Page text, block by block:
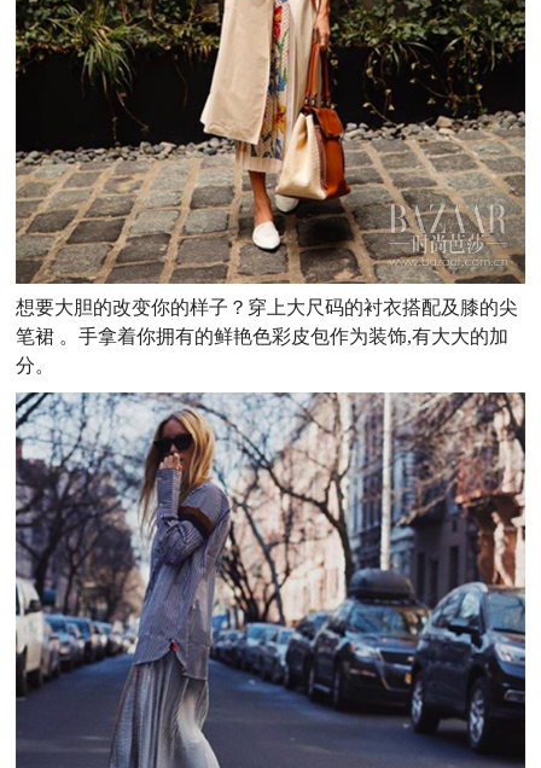
想要大胆的改变你的样子？穿上大尺码的衬衣搭配及膝的尖
笔裙 。手拿着你拥有的鲜艳色彩皮包作为装饰,有大大的加
分。